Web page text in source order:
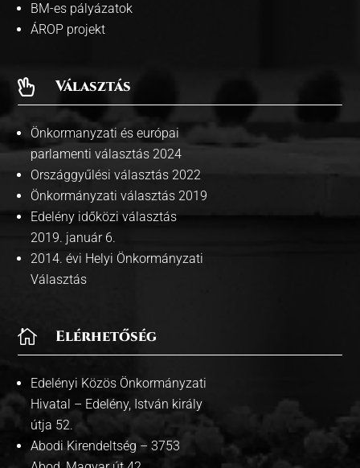
BM-es pályázatok
ÁROP projekt
 Választás
Önkormanyzati és európai
parlamenti választás 2024
Országgyűlési választás 2022
Önkormányzati választás 2019
Edelény időközi választás
2019. január 6.
2014. évi Helyi Önkormányzati
Választás
 Elérhetőség
Edelényi Közös Önkormányzati
Hivatal – Edelény, István király
útja 52.
Abodi Kirendeltség – 3753